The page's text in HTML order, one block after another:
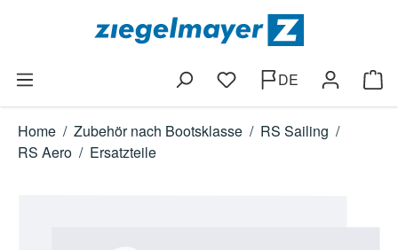
Zum Hauptinhalt springen
Du hast 0 Produkte auf
DE
Home / Zubehör nach Bootsklasse / RS Sailing /
RS Aero / Ersatzteile